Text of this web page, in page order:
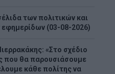
των πολιτικών και
εφημερίδων (03-08-2026)
«Στο σχέδιο
που θα παρουσιάσουμε
κάθε πολίτης να